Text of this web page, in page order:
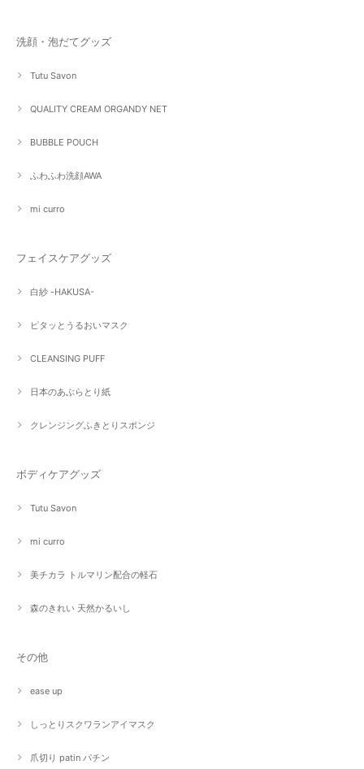
洗顔・泡だてグッズ
Tutu Savon
QUALITY CREAM ORGANDY NET
BUBBLE POUCH
ふわふわ洗顔AWA
mi curro
フェイスケアグッズ
白紗 -HAKUSA-
ピタッとうるおいマスク
CLEANSING PUFF
日本のあぶらとり紙
クレンジングふきとりスポンジ
ボディケアグッズ
Tutu Savon
mi curro
美チカラ トルマリン配合の軽石
森のきれい 天然かるいし
その他
ease up
しっとりスクワランアイマスク
爪切り patin パチン